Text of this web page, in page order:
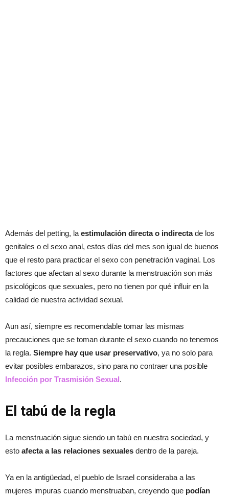
Además del petting, la estimulación directa o indirectade los
genitales o el sexo anal, estos días del mes son igual de buenos
que el resto para practicar el sexo con penetración vaginal. Los
factores que afectan al sexo durante la menstruación son más
psicológicos que sexuales, pero no tienen por qué influir en la
calidad de nuestra actividad sexual.
Aun así, siempre es recomendable tomar las mismas
precauciones que se toman durante el sexo cuando no tenemos
la regla. Siempre hay que usar preservativo, ya no solo para
evitar posibles embarazos, sino para no contraer una posible
Infección por Trasmisión Sexual.
El tabú de la regla
La menstruación sigue siendo un tabú en nuestra sociedad, y
esto afecta a las relaciones sexuales dentro de la pareja.
Ya en la antigüedad, el pueblo de Israel consideraba a las
mujeres impuras cuando menstruaban, creyendo que podían